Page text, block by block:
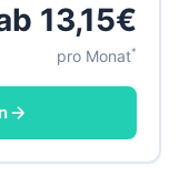
13,15€
pro Monat*